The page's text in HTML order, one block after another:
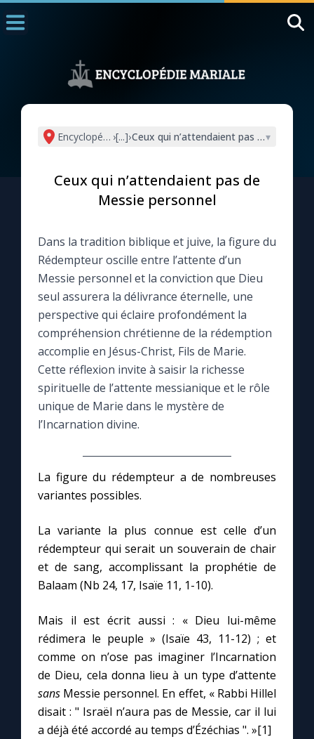
L'actualité de la semaine
La newsletter
La vidéo de la semaine
Le compte Tiktok
Le magazine
Le site internet
Questions-réponses
Avec Thérèse de Lisieux
L'Évangile chaque jour
Les premiers samedis du mois
Marie qui défait les nœuds
Me consacrer à Jésus par Marie
Encyclopédie mariale
›[...]›Ceux qui n’attendaient pas de Messie
▾
Ceux qui n’attendaient pas de
Messie personnel
Dans la tradition biblique et juive, la figure du
Rédempteur oscille entre l’attente d’un
Messie personnel et la conviction que Dieu
seul assurera la délivrance éternelle, une
perspective qui éclaire profondément la
compréhension chrétienne de la rédemption
accomplie en Jésus-Christ, Fils de Marie.
Cette réflexion invite à saisir la richesse
spirituelle de l’attente messianique et le rôle
unique de Marie dans le mystère de
l’Incarnation divine.
La figure du rédempteur a de nombreuses
variantes possibles.
La variante la plus connue est celle d’un
rédempteur qui serait un souverain de chair
et de sang, accomplissant la prophétie de
Balaam (Nb 24, 17, Isaïe 11, 1-10).
Mais il est écrit aussi : « Dieu lui-même
rédimera le peuple » (Isaïe 43, 11-12) ; et
comme on n’ose pas imaginer l’Incarnation
de Dieu, cela donna lieu à un type d’attente
sans Messie personnel. En effet, « Rabbi Hillel
disait : " Israël n’aura pas de Messie, car il lui
a déjà été accordé au temps d’Ézéchias ". »[1]